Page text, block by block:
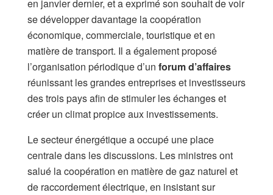
en janvier dernier, et a exprimé son souhait de voir
se développer davantage la coopération
économique, commerciale, touristique et en
matière de transport. Il a également proposé
l’organisation périodique d’un forum d’affaires
réunissant les grandes entreprises et investisseurs
des trois pays afin de stimuler les échanges et
créer un climat propice aux investissements.
Le secteur énergétique a occupé une place
centrale dans les discussions. Les ministres ont
salué la coopération en matière de gaz naturel et
de raccordement électrique, en insistant sur